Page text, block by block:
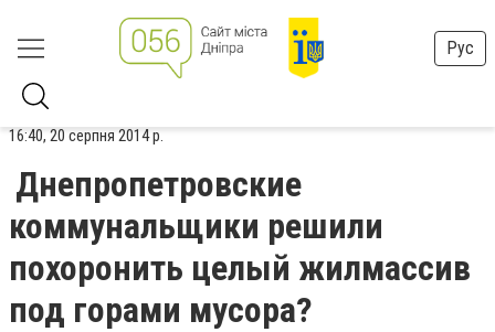
Рус
16:40, 20 серпня 2014 р.
Днепропетровские
коммунальщики решили
похоронить целый жилмассив
под горами мусора?